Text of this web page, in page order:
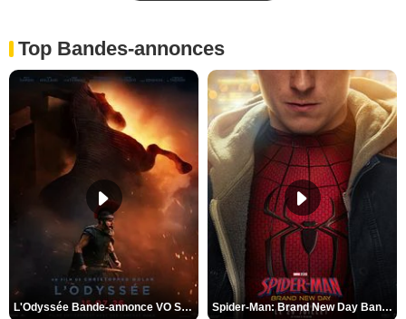
Top Bandes-annonces
L'Odyssée Bande-annonce VO STFR Spider-Man: Brand New Day Bande-annonce VO STFR